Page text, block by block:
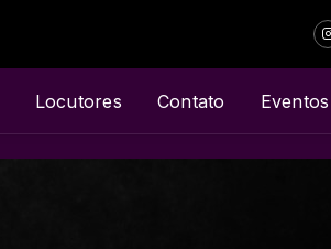
Locutores Contato Eventos